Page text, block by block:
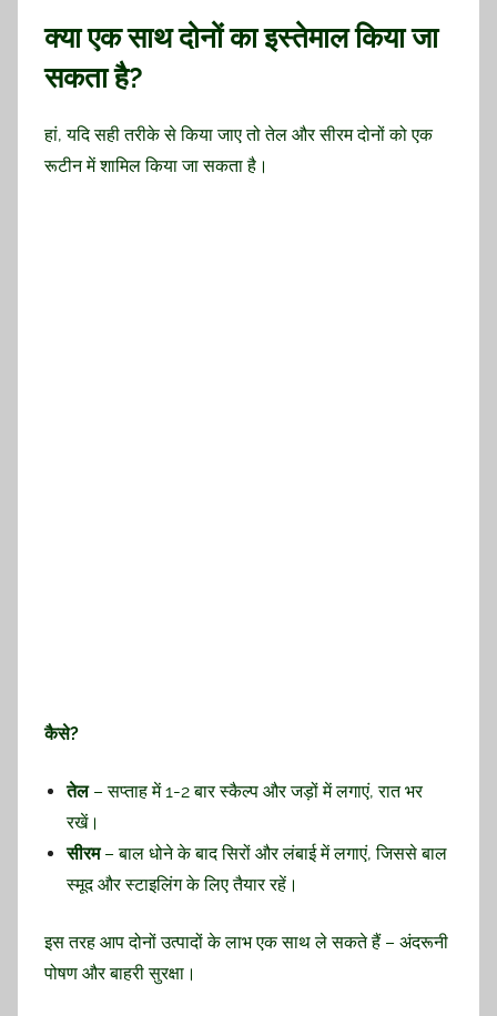
क्या एक साथ दोनों का इस्तेमाल किया जा
सकता है?
हां, यदि सही तरीके से किया जाए तो तेल और सीरम दोनों को एक
रूटीन में शामिल किया जा सकता है।
कैसे?
तेल– सप्ताह में 1-2 बार स्कैल्प और जड़ों में लगाएं, रात भर
रखें।
सीरम– बाल धोने के बाद सिरों और लंबाई में लगाएं, जिससे बाल
स्मूद और स्टाइलिंग के लिए तैयार रहें।
इस तरह आप दोनों उत्पादों के लाभ एक साथ ले सकते हैं – अंदरूनी
पोषण और बाहरी सुरक्षा।